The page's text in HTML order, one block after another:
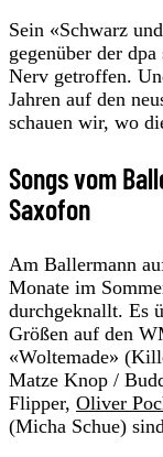
Sein «Schwarz
gegenüber der
Nerv getroffen.
Jahren auf den
schauen wir, wo
Songs vom
Saxofon
Am Ballermann
Monate im
durchgeknallt. Es
Größen auf den
«Woltemade»
Matze Knop /
Flipper, Oliver
(Micha Schue)